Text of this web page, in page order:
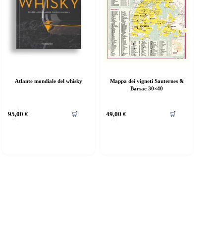
Atlante mondiale del whisky
95,00 € 🛒
Mappa dei vigneti Sauternes &
Barsac 30×40
49,00 € 🛒